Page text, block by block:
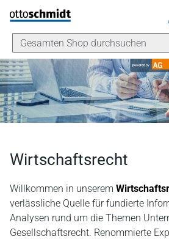
Direkt zum Inhalt
Wirtschaftsrecht
Willkommen in unserem
verlässliche Quelle für fundierte
Analysen rund um die Themen
Gesellschaftsrecht. Renommierte